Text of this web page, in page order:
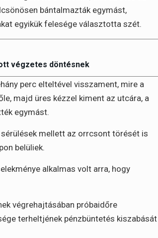
bántalmazták egymást,
egyikük felesége választotta szét.
végzetes döntésnek
perc elteltével visszament, mire a
majd üres kézzel kiment az utcára, a
egymást.
mellett az orrcsont törését is
belüliek.
alkalmas volt arra, hogy
végrehajtásában próbaidőre
terheltjének pénzbüntetés kiszabását